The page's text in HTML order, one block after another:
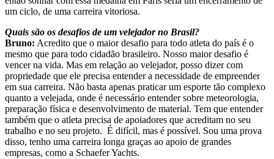
um ciclo, de uma carreira vitoriosa.
Quais são os desafios de um velejador no Brasil?
Bruno: Acredito que o maior desafio para todo atleta do país é o
mesmo que para todo cidadão brasileiro. Nosso maior desafio é
vencer na vida. Mas em relação ao velejador, posso dizer com
propriedade que ele precisa entender a necessidade de empreender
em sua carreira. Não basta apenas praticar um esporte tão complexo
quanto a velejada, onde é necessário entender sobre meteorologia,
preparação física e desenvolvimento de material. Tem que entender
também que o atleta precisa de apoiadores que acreditam no seu
trabalho e no seu projeto. É difícil, mas é possível. Sou uma prova
disso, tenho uma carreira longa graças ao apoio de grandes
empresas, como a Schaefer Yachts.